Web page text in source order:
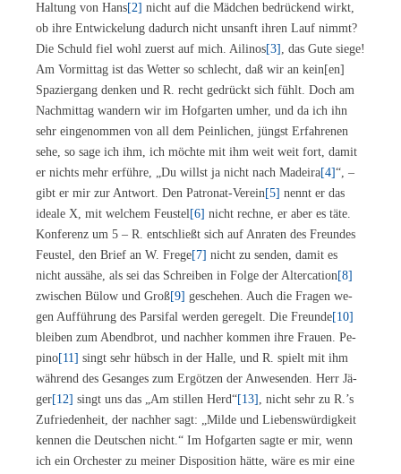
Hal­tung von Hans[2] nicht auf die Mäd­chen be­drü­ckend wirkt,
ob ihre Ent­wi­cke­lung da­durch nicht un­sanft ih­ren Lauf nimmt?
Die Schuld fiel wohl zu­erst auf mich. Ai­li­nos[3] , das Gute sie­ge!
Am Vor­mit­tag ist das Wet­ter so schlecht, daß wir an kein[en]
Spa­zier­gang den­ken und R. recht ge­drückt sich fühlt. Doch am
Nach­mit­tag wan­dern wir im Hof­gar­ten um­her, und da ich ihn
sehr ein­ge­nom­men von all dem Pein­li­chen, jüngst Er­fah­re­nen
sehe, so sage ich ihm, ich möch­te mit ihm weit weit fort, da­mit
er nichts mehr er­füh­re, „Du willst ja nicht nach Ma­dei­ra[4]“, –
gibt er mir zur Ant­wort. Den Pa­tro­nat-Ver­ein[5] nennt er das
idea­le X, mit wel­chem Feus­tel[6] nicht rech­ne, er aber es täte.
Kon­fe­renz um 5 – R. ent­schließt sich auf An­ra­ten des Freun­des
Feus­tel, den Brief an W. Fre­ge[7] nicht zu sen­den, da­mit es
nicht aus­sä­he, als sei das Schrei­ben in Fol­ge der Al­ter­ca­ti­on[8]
zwi­schen Bülow und Groß[9] ge­sche­hen. Auch die Fra­gen we­
gen Auf­füh­rung des Par­si­fal wer­den ge­re­gelt. Die Freun­de[10]
blei­ben zum Abend­brot, und nach­her kom­men ihre Frau­en. Pe­
pi­no[11] singt sehr hübsch in der Hal­le, und R. spielt mit ihm
wäh­rend des Ge­san­ges zum Er­göt­zen der An­we­sen­den. Herr Jä­
ger[12] singt uns das „Am stil­len Herd“[13] , nicht sehr zu R.’s
Zu­frie­den­heit, der nach­her sagt: „Mil­de und Lie­bens­wür­dig­keit
ken­nen die Deut­schen nicht.“ Im Hof­gar­ten sag­te er mir, wenn
ich ein Or­ches­ter zu mei­ner Dis­po­si­ti­on hät­te, wäre es mir eine